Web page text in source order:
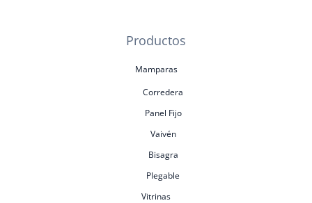
Productos
Mamparas
Corredera
Panel Fijo
Vaivén
Bisagra
Plegable
Vitrinas